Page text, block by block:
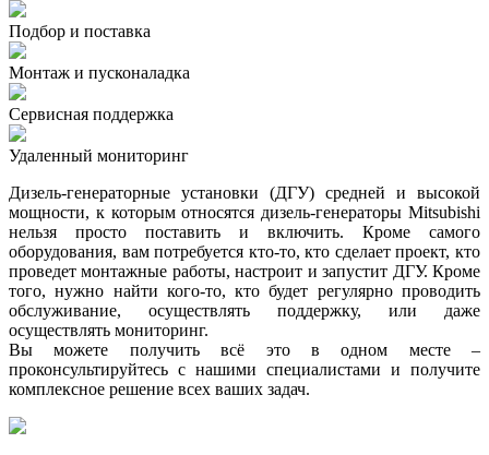
Подбор и поставка
Монтаж и пусконаладка
Сервисная поддержка
Удаленный мониторинг
Дизель-генераторные установки (ДГУ) средней и высокой
мощности, к которым относятся дизель-генераторы Mitsubishi
нельзя просто поставить и включить. Кроме самого
оборудования, вам потребуется кто-то, кто сделает проект, кто
проведет монтажные работы, настроит и запустит ДГУ. Кроме
того, нужно найти кого-то, кто будет регулярно проводить
обслуживание, осуществлять поддержку, или даже
осуществлять мониторинг.
Вы можете получить всё это в одном месте –
проконсультируйтесь с нашими специалистами и получите
комплексное решение всех ваших задач.